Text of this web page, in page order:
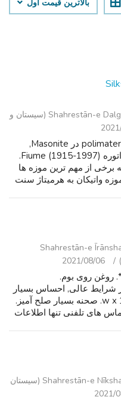
بالاترین قیمت اول
Shahrestān-e Dalgān (سیستان و
کارگاه چاپ سیلک polimateric در Masonite,
نقاش ایتالیایی سالواتوره Fiume (1915-1997).
برخی از مهم ترین موزه ها
واتیکان به هرمیتاژ سنت
Shahrestān-e
2021/08/06
روغن روی بوم.
عالی, احساس بسیار
صلح آمیز. 20"w x 17" H. صحنه بسیار صلح آمیز.
1950. $50. تماس های تلفنی تنها اطلاعات
Shahrestān-e Nīkshahr (سیستان
2021/